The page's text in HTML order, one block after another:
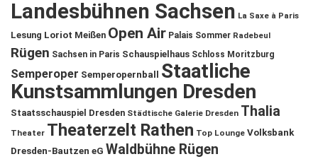
Landesbühnen Sachsen La Saxe à Paris
Lesung Loriot Meißen Open Air Palais Sommer Radebeul
Rügen Sachsen in Paris Schauspielhaus Schloss Moritzburg
Semperoper Semperopernball
Staatliche
Kunstsammlungen Dresden
Staatsschauspiel Dresden Städtische Galerie Dresden Thalia
Theater Theaterzelt Rathen Top Lounge Volksbank
Dresden-Bautzen eG Waldbühne Rügen